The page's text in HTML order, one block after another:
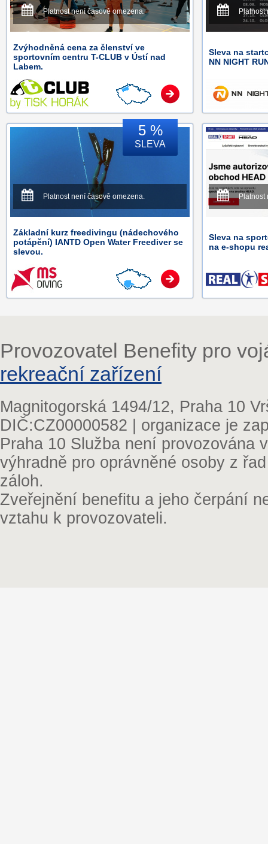
Platnost není časově omezena.
Zvýhodněná cena za členství ve
sportovním centru T-CLUB v Ústí nad
Labem.
Platnost
Sleva na
NN NIGHT
5 %
SLEVA
Platnost není časově omezena.
Základní kurz freedivingu (nádechového
potápění) IANTD Open Water Freediver se
slevou.
Platnost
Sleva na
na e-shopu
Provozovatel Benefity pro
rekreační zařízení
Magnitogorská 1494/12, Praha 10
DIČ:CZ00000582 | organizace je
Praha 10 Služba není provozována
výhradně pro oprávněné osoby z
záloh.
Zveřejnění benefitu a jeho čerpání
vztahu k provozovateli.